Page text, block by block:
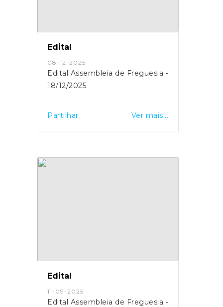
Edital
08-12-2025
Edital Assembleia de Freguesia -
18/12/2025
Partilhar Ver mais...
Edital
11-09-2025
Edital Assembleia de Freguesia -